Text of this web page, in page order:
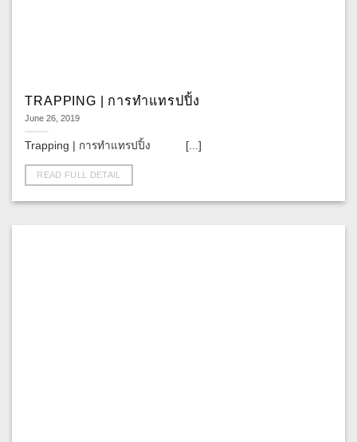
TRAPPING | การทำแทรปปิ้ง
June 26, 2019
Trapping | การทำแทรปปิ้ง [...]
READ FULL DETAIL